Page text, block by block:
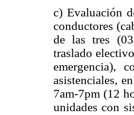
c) Evaluación
conductores
de las tres
traslado
emergencia),
asistenciales,
7am-7pm (12
unidades con